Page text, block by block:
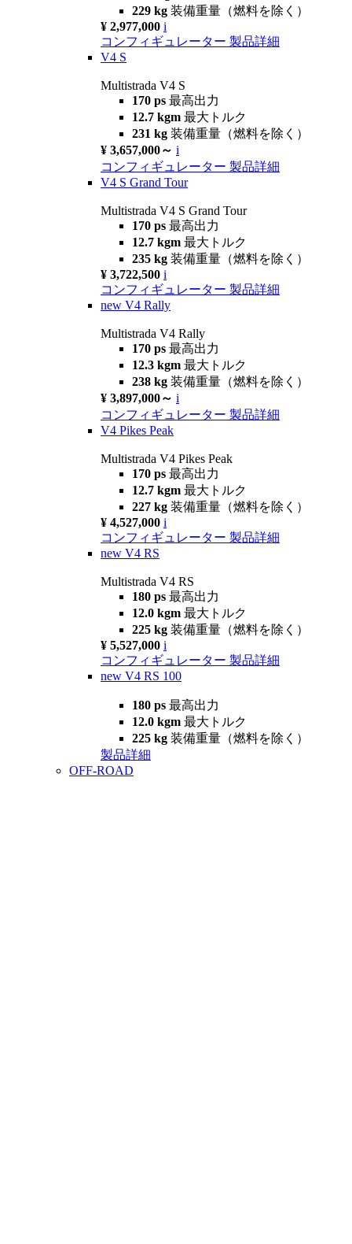
229 kg 装備重量（燃料を除く）
¥ 2,977,000 i
コンフィギュレーター 製品詳細
V4 S
Multistrada V4 S
170 ps 最高出力
12.7 kgm 最大トルク
231 kg 装備重量（燃料を除く）
¥ 3,657,000～ i
コンフィギュレーター 製品詳細
V4 S Grand Tour
Multistrada V4 S Grand Tour
170 ps 最高出力
12.7 kgm 最大トルク
235 kg 装備重量（燃料を除く）
¥ 3,722,500 i
コンフィギュレーター 製品詳細
new V4 Rally
Multistrada V4 Rally
170 ps 最高出力
12.3 kgm 最大トルク
238 kg 装備重量（燃料を除く）
¥ 3,897,000～ i
コンフィギュレーター 製品詳細
V4 Pikes Peak
Multistrada V4 Pikes Peak
170 ps 最高出力
12.7 kgm 最大トルク
227 kg 装備重量（燃料を除く）
¥ 4,527,000 i
コンフィギュレーター 製品詳細
new V4 RS
Multistrada V4 RS
180 ps 最高出力
12.0 kgm 最大トルク
225 kg 装備重量（燃料を除く）
¥ 5,527,000 i
コンフィギュレーター 製品詳細
new V4 RS 100
180 ps 最高出力
12.0 kgm 最大トルク
225 kg 装備重量（燃料を除く）
製品詳細
OFF-ROAD